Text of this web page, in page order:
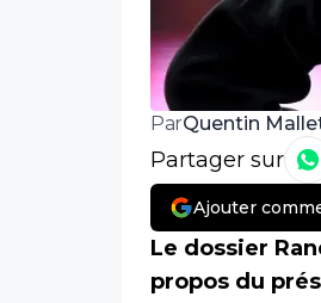
ParQuentin
Partager sur
Ajouter
Le dossier
propos du